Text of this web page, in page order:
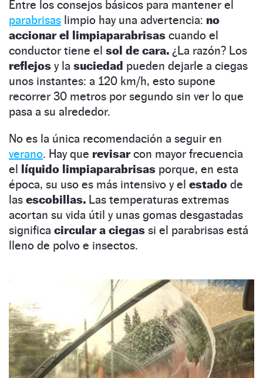
Entre los consejos básicos para mantener el
parabrisas limpio hay una advertencia: no
accionar el limpiaparabrisas cuando el
conductor tiene el sol de cara. ¿La razón? Los
reflejos y la suciedad pueden dejarle a ciegas
unos instantes: a 120 km/h, esto supone
recorrer 30 metros por segundo sin ver lo que
pasa a su alrededor.
No es la única recomendación a seguir en
verano. Hay que revisarcon mayor frecuencia
el líquido limpiaparabrisas porque, en esta
época, su uso es más intensivo y el estado de
las escobillas. Las temperaturas extremas
acortan su vida útil y unas gomas desgastadas
significa circular a ciegas si el parabrisas está
lleno de polvo e insectos.